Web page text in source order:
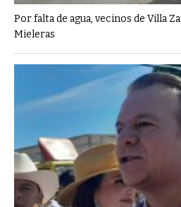
Por falta de agua, vecinos de Villa
Mieleras